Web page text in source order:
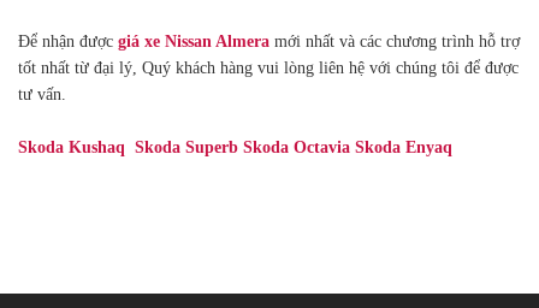
Để nhận được giá xe Nissan Almera mới nhất và các chương trình hỗ trợ
tốt nhất từ đại lý, Quý khách hàng vui lòng liên hệ với chúng tôi để được
tư vấn.
Skoda Kushaq Skoda Superb Skoda Octavia Skoda Enyaq